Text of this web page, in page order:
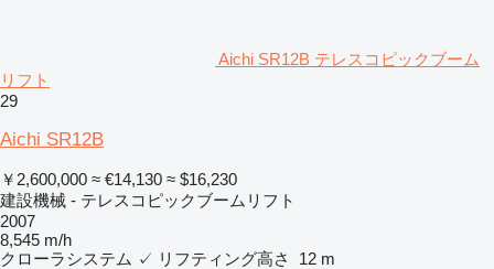
Aichi SR12B テレスコピックブーム
リフト
29
Aichi SR12B
￥2,600,000 ≈ €14,130 ≈ $16,230
建設機械 - テレスコピックブームリフト
2007
8,545 m/h
クローラシステム ✓ リフティング高さ
12 m